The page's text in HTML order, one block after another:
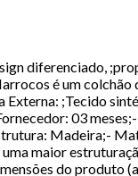
diferenciado,
é um
Externa: ;Tecido
03
Madeira;-
maior
do produto